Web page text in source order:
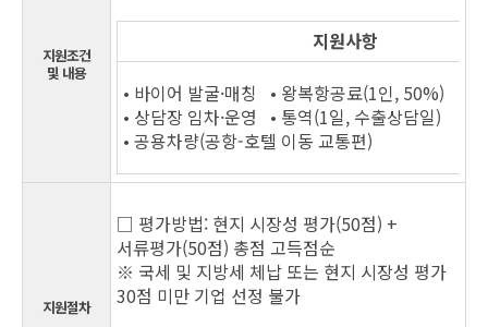
지원조건
및 내용
지원사항
• 바이어 발굴·매칭 • 왕복항공료(1인, 50%)
• 상담장 임차·운영 • 통역(1일, 수출상담일)
• 공용차량(공항-호텔 이동 교통편)
지원절차
□ 평가방법: 현지 시장성 평가(50점) +
서류평가(50점) 총점 고득점순
※ 국세 및 지방세 체납 또는 현지 시장성 평가
30점 미만 기업 선정 불가